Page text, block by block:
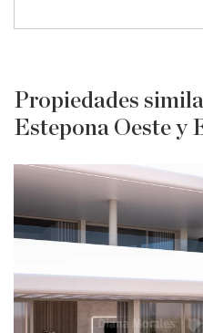
Propiedades
Estepona Oeste y